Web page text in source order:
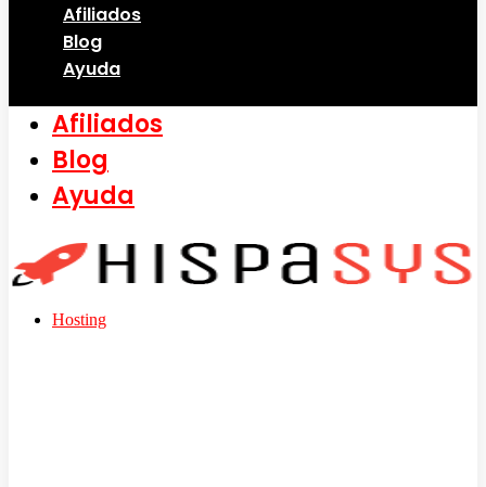
Afiliados
Blog
Ayuda
Afiliados
Blog
Ayuda
Hosting